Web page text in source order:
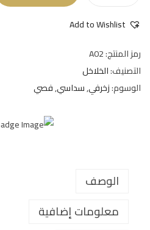
Add to Wishlist
رمز المنتج:A02
التصنيف:الخلاخل
الوسوم:زخرفي,سداسي,فصي
الوصف
معلومات إضافية